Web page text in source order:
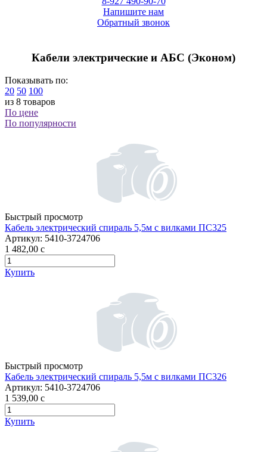
Напишите нам
Обратный звонок
Кабели электрические и АБС (Эконом)
Показывать по:
20 50 100
из 8 товаров
По цене
По популярности
Быстрый просмотр
Кабель электрический спираль 5,5м с вилками ПС325
Артикул: 5410-3724706
1 482,00 c
Купить
Быстрый просмотр
Кабель электрический спираль 5,5м с вилками ПС326
Артикул: 5410-3724706
1 539,00 c
Купить